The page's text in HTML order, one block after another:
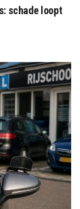
schade loopt